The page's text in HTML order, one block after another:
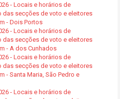
- Locais e horários de
das secções de voto e eleitores
- Dois Portos
- Locais e horários de
das secções de voto e eleitores
- A dos Cunhados
- Locais e horários de
das secções de voto e eleitores
- Santa Maria, São Pedro e
- Locais e horários de